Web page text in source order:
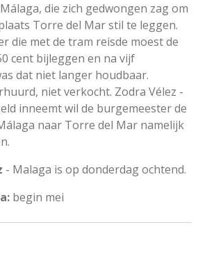
die zich gedwongen zag om
Torre del Mar stil te leggen.
die met de tram reisde moest de
cent bijleggen en na vijf
dat niet langer houdbaar.
niet verkocht. Zodra Vélez -
inneemt wil de burgemeester de
naar Torre del Mar namelijk
- Malaga is op donderdag ochtend.
begin mei